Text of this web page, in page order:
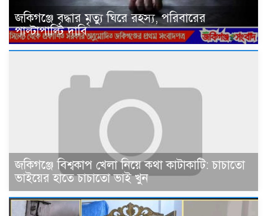
জকিগঞ্জে বৃদ্ধার মৃত্যু ঘিরে রহস্য, পরিবারের
পাল্টাপাল্টি দাবি
জকিগঞ্জে বিশ্বকাপ খেলা নিয়ে কথা কাটাকাটি: চাচাতো
ভাইয়ের হাতে চাচাতো ভাই খুন